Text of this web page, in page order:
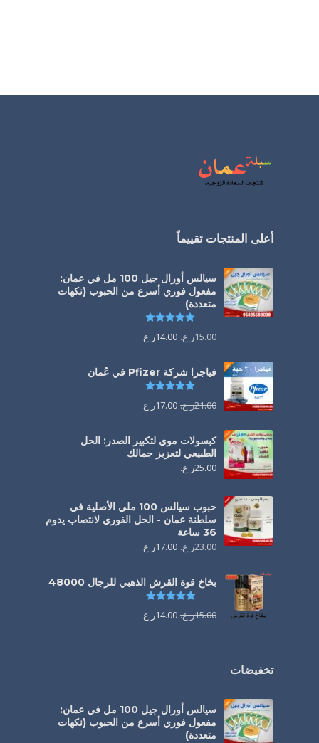
أعلى المنتجات تقييماً
سيالس أورال جيل 100 مل في عمان:
مفعول فوري أسرع من الحبوب (نكهات
متعددة)
15.00ر.ع. 14.00ر.ع.
فياجرا شركة Pfizer في عُمان
21.00ر.ع. 17.00ر.ع.
كبسولات موي لتكبير الصدر: الحل
الطبيعي لتعزيز جمالك
25.00ر.ع.
حبوب سيالس 100 ملي الأصلية في
سلطنة عمان - الحل الفوري لانتصاب يدوم
36 ساعة
23.00ر.ع. 17.00ر.ع.
بخاخ قوة القرش الذهبي للرجال 48000
تم التقييم
15.00ر.ع. 14.00ر.ع.
تخفيضات
سيالس أورال جيل 100 مل في عمان:
مفعول فوري أسرع من الحبوب (نكهات
متعددة)